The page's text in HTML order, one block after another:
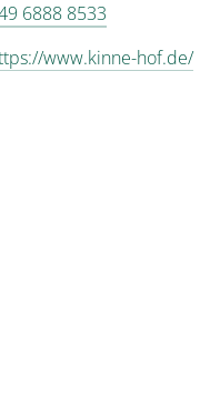
6888 8533
www.kinne-hof.de/